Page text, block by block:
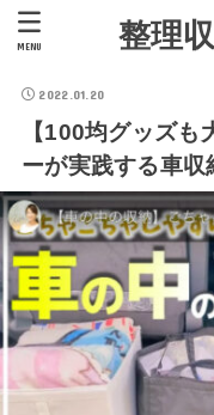
整理
MENU
2022.01.20
【100均グッズ
ーが実践する車収